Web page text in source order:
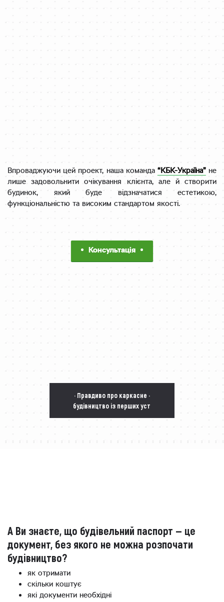
Впроваджуючи цей проект, наша команда “КБК-Україна”не
лише задовольнити очікування клієнта, але й створити
будинок, який буде відзначатися естетикою,
функціональністю та високим стандартом якості.
Консультація
· Правдиво про каркасне ·
будівництво із перших уст
А Ви знаєте, що будівельний паспорт — це
документ, без якого не можна розпочати
будівництво?
як отримати
скільки коштує
які документи необхідні